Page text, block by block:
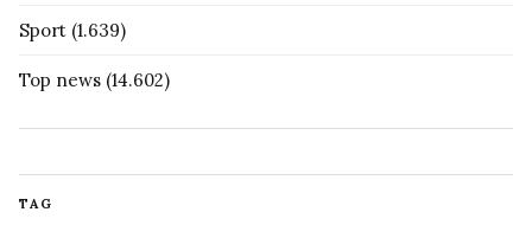
Sport (1.639)
Top news (14.602)
TAG